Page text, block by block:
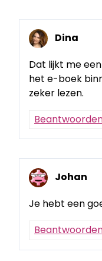
Dina
Dat lijkt me
het e-boek
zeker lezen.
Johan
Je hebt een